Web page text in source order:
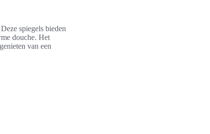
Deze spiegels bieden
douche. Het
van een